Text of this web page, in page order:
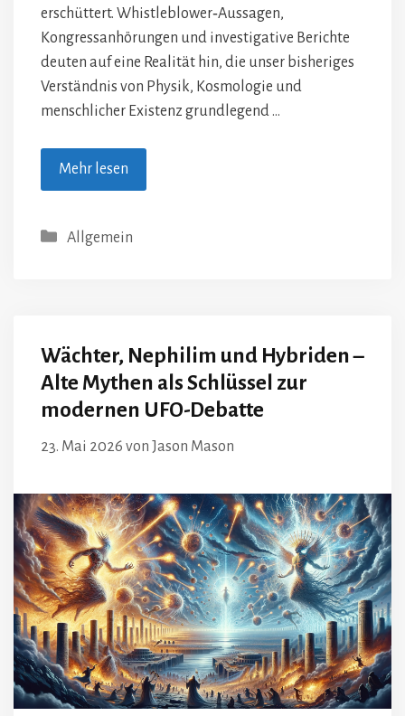
erschüttert. Whistleblower‑Aussagen,
Kongressanhörungen und investigative Berichte
deuten auf eine Realität hin, die unser bisheriges
Verständnis von Physik, Kosmologie und
menschlicher Existenz grundlegend …
Mehr lesen
Kategorien
Allgemein
Wächter, Nephilim und Hybriden –
Alte Mythen als Schlüssel zur
modernen UFO-Debatte
23. Mai 2026 von Jason Mason